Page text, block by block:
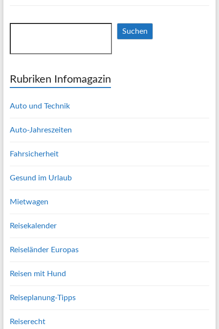
Suchen
Rubriken Infomagazin
Auto und Technik
Auto-Jahreszeiten
Fahrsicherheit
Gesund im Urlaub
Mietwagen
Reisekalender
Reiseländer Europas
Reisen mit Hund
Reiseplanung-Tipps
Reiserecht